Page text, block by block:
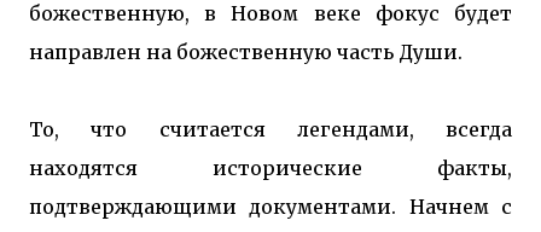
божественную, в Новом веке фокус будет
направлен на божественную часть Души.
То, что считается легендами, всегда
находятся исторические факты,
подтверждающими документами. Начнем с